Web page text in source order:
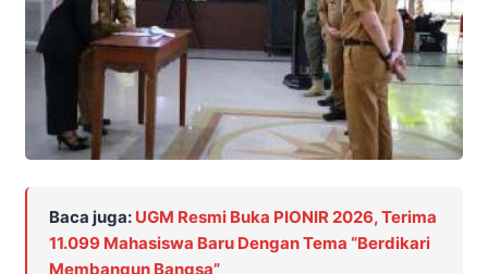
Baca juga: UGM Resmi Buka PIONIR 2026, Terima
11.099 Mahasiswa Baru Dengan Tema “Berdikari
Membangun Bangsa”